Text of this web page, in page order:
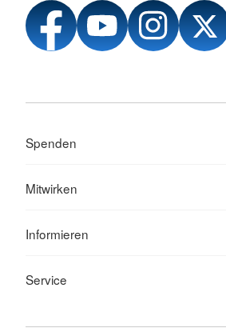
Spenden
Mitwirken
Informieren
Service